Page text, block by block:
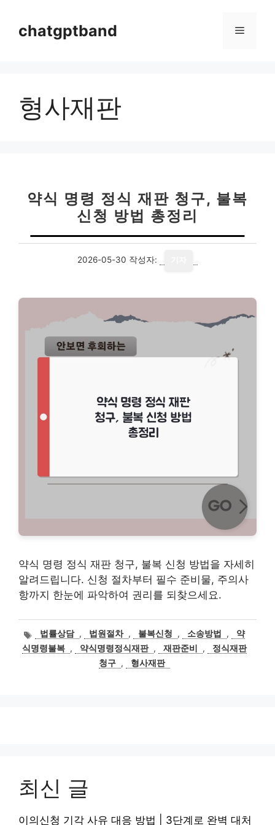
chatgptband 메
형사재판
약식 명령 정식 재판 청구, 불복
신청 방법 총정리
2026-05-30 작성자:
약식 명령 정식 재판 청구, 불복 신청 방법을 자세히
알려드립니다. 신청 절차부터 필수 준비물, 주의사
항까지 한눈에 파악하여 권리를 되찾으세요.
태
그
법률상담 , 법원절차 , 불복신청 , 소송방법 ,
약
식명령불복 , 약식명령정식재판 , 재판준비 ,
정식재판
청구 , 형사재판
최신 글
이의신청 기각 사유 대응 방법 | 3단계로 완벽 대처